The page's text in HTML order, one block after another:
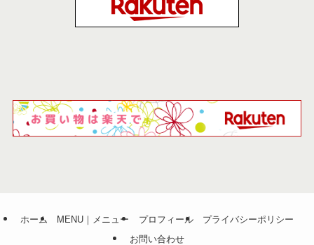
ホーム MENU｜メニュー プロフィール
プライバシーポリシー
お問い合わせ